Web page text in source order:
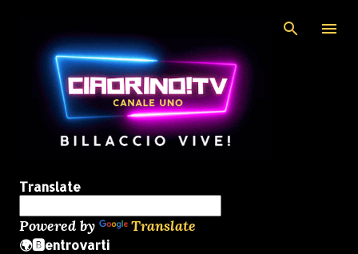
Translate
Powered by Translate
🌍🅱️entrovarti